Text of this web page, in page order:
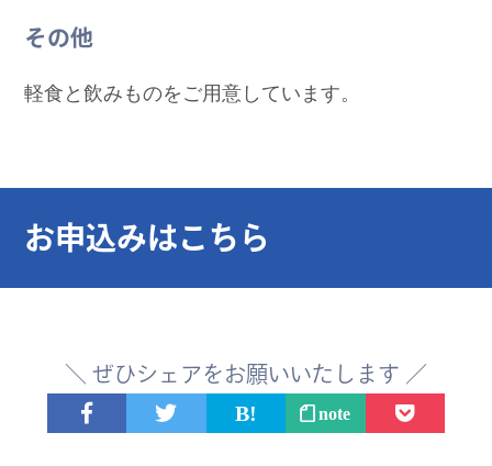
その他
軽食と飲みものをご用意しています。
お申込みはこちら
＼ ぜひシェアをお願いいたします ／
note